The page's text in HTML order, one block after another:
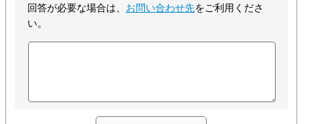
回答が必要な場合は、 お問い合わせ先をご利用くださ
い。